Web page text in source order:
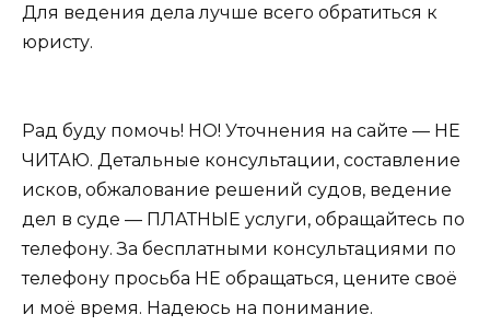
Для ведения дела лучше всего обратиться к
юристу.
Рад буду помочь! НО! Уточнения на сайте — НЕ
ЧИТАЮ. Детальные консультации, составление
исков, обжалование решений судов, ведение
дел в суде — ПЛАТНЫЕ услуги, обращайтесь по
телефону. За бесплатными консультациями по
телефону просьба НЕ обращаться, цените своё
и моё время. Надеюсь на понимание.